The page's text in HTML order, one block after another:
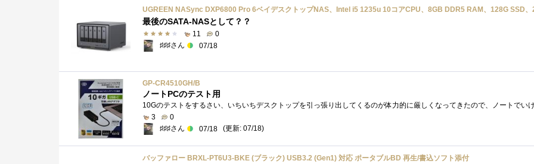
最後のSATA-NASとして？？
11
0
♯♯♯さん
07/18
GP-CR4510GH/B
ノートPCのテスト用
3
0
♯♯♯さん
07/18 (更新: 07/18)
バッファロー BRXL-PT6U3-BKE (ブラック) USB3.2 (Gen1) 対応 ポータブルBD 再生/書込ソフト添付